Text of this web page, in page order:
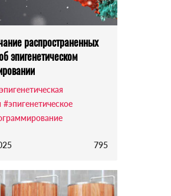
распространенных
эпигенетическом
#эпигенетическое
795